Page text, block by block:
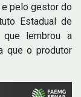
e pelo gestor do
Estadual de
que lembrou a
que o produtor